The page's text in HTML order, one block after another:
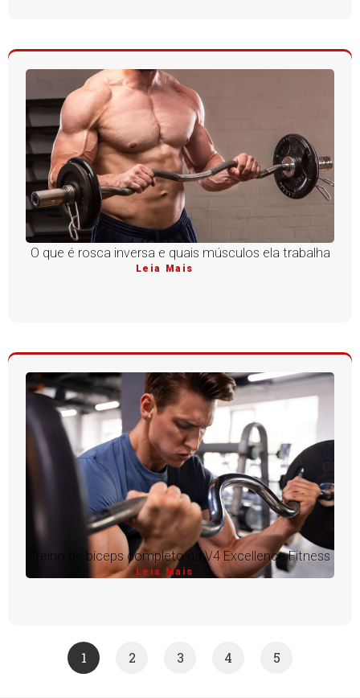
O que é rosca inversa e quais músculos ela trabalha
Leia Mais
Treino de bíceps completo na V4 Excellence Fitness
Leia Mais
1 2 3 4 5